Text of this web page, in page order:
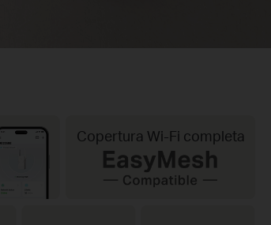
Copertura Wi-Fi completa